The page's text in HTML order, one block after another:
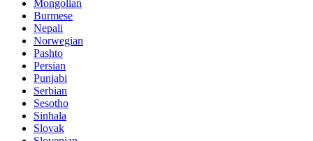
Mongolian
Burmese
Nepali
Norwegian
Pashto
Persian
Punjabi
Serbian
Sesotho
Sinhala
Slovak